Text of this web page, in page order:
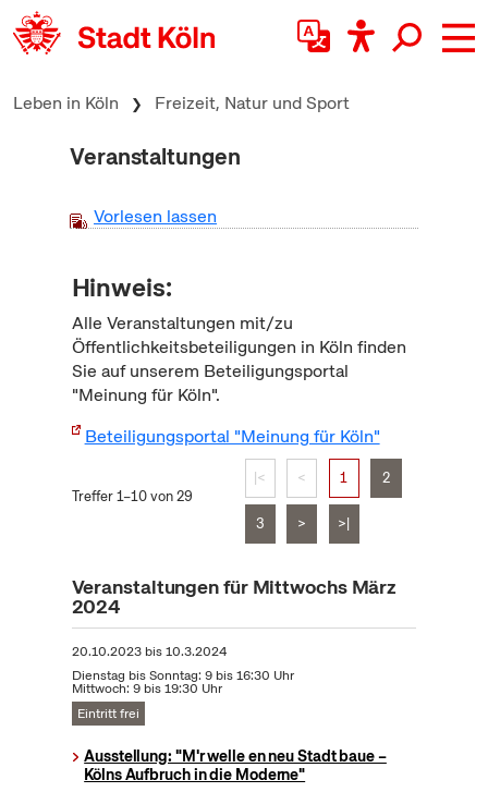
zum Inhalt springen
Leben in Köln Freizeit, Natur und Sport
Veranstaltungen
Vorlesen lassen
Hinweis:
Alle Veranstaltungen mit/zu
Öffentlichkeitsbeteiligungen in Köln finden
Sie auf unserem Beteiligungsportal
"Meinung für Köln".
Beteiligungsportal "Meinung für Köln"
Treffer 1–10 von 29
|< < 1 2
3 > >|
Veranstaltungen für Mittwochs März
2024
20.10.2023bis10.3.2024
Dienstag bis Sonntag: 9 bis 16:30 Uhr
Mittwoch: 9 bis 19:30 Uhr
Eintritt frei
Ausstellung: "M'r welle en neu Stadt baue –
Kölns Aufbruch in die Moderne"